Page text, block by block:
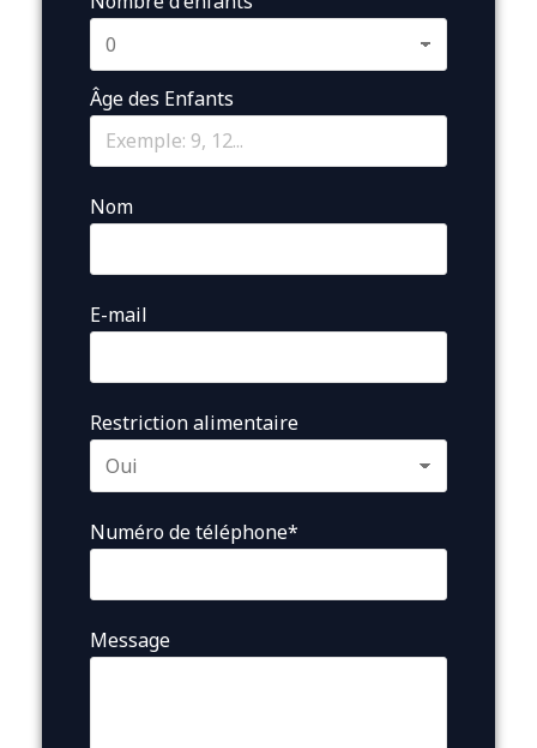
Âge des Enfants
Nom
E-mail
Restriction alimentaire
Numéro de téléphone*
Message